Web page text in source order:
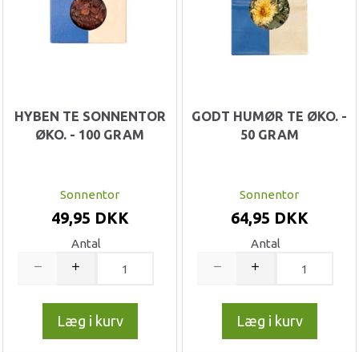
HYBEN TE SONNENTOR
ØKO. - 100 GRAM
Sonnentor
49,95 DKK
Antal
Læg i kurv
GODT HUMØR TE ØKO. -
50 GRAM
Sonnentor
64,95 DKK
Antal
Læg i kurv